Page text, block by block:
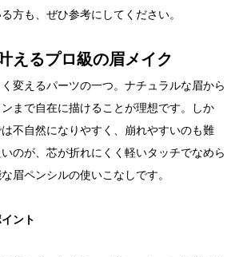
方も、ぜひ参考にしてください。
えるプロ級の眉メイク
変えるパーツの一つ。ナチュラルな眉から
まで自在に描けることが理想です。しか
不自然になりやすく、崩れやすいのも難
のが、芯が折れにくく軽いタッチでなめら
眉ペンシルの使いこなしです。
ント